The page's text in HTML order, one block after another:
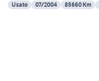
Usato
07/2004 85660 Km